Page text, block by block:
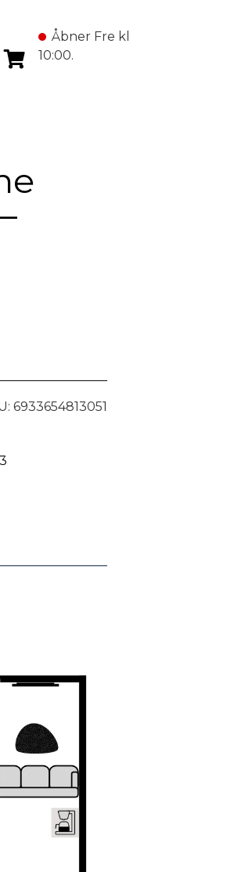
Åbner Fre kl
10:00.
6933654813051